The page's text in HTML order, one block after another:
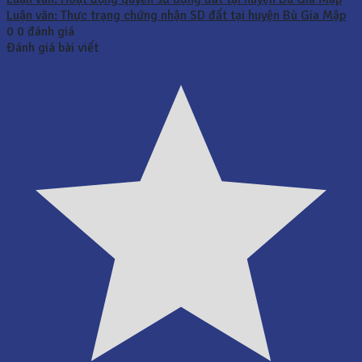
Luận văn: Thực trạng chứng nhận SD đất tại huyện Bù Gia Mập
0 0 đánh giá
Đánh giá bài viết